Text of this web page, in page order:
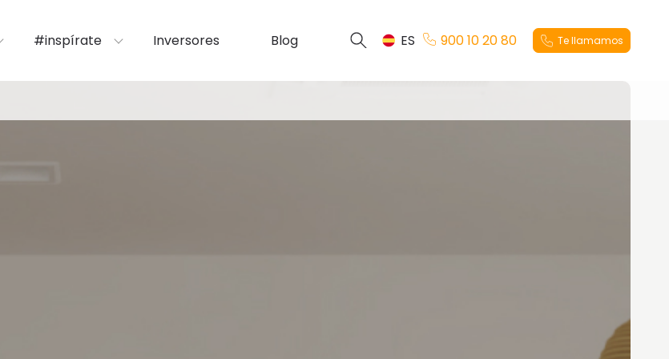
#inspírate Inversores Blog ES 900 10 20 80 Te llamamos